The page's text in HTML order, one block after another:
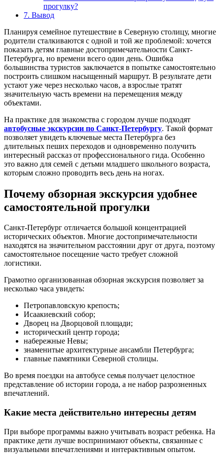
прогулку?
7. Вывод
Планируя семейное путешествие в Северную столицу, многие
родители сталкиваются с одной и той же проблемой: хочется
показать детям главные достопримечательности Санкт-
Петербурга, но времени всего один день. Ошибка
большинства туристов заключается в попытке самостоятельно
построить слишком насыщенный маршрут. В результате дети
устают уже через несколько часов, а взрослые тратят
значительную часть времени на перемещения между
объектами.
На практике для знакомства с городом лучше подходят
автобусные экскурсии по Санкт-Петербургу. Такой формат
позволяет увидеть ключевые места Петербурга без
длительных пеших переходов и одновременно получить
интересный рассказ от профессионального гида. Особенно
это важно для семей с детьми младшего школьного возраста,
которым сложно проводить весь день на ногах.
Почему обзорная экскурсия удобнее
самостоятельной прогулки
Санкт-Петербург отличается большой концентрацией
исторических объектов. Многие достопримечательности
находятся на значительном расстоянии друг от друга, поэтому
самостоятельное посещение часто требует сложной
логистики.
Грамотно организованная обзорная экскурсия позволяет за
несколько часа увидеть:
Петропавловскую крепость;
Исаакиевский собор;
Дворец на Дворцовой площади;
исторический центр города;
набережные Невы;
знаменитые архитектурные ансамбли Петербурга;
главные памятники Северной столицы.
Во время поездки на автобусе семья получает целостное
представление об истории города, а не набор разрозненных
впечатлений.
Какие места действительно интересны детям
При выборе программы важно учитывать возраст ребенка. На
практике дети лучше воспринимают объекты, связанные с
визуальными впечатлениями и интерактивным опытом.